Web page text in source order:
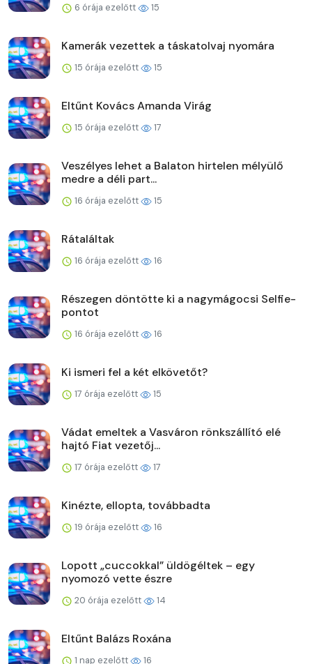
6 órája ezelőtt 15
Kamerák vezettek a táskatolvaj nyomára
15 órája ezelőtt 15
Eltűnt Kovács Amanda Virág
15 órája ezelőtt 17
Veszélyes lehet a Balaton hirtelen mélyülő
medre a déli part...
16 órája ezelőtt 15
Rátaláltak
16 órája ezelőtt 16
Részegen döntötte ki a nagymágocsi Selfie-
pontot
16 órája ezelőtt 16
Ki ismeri fel a két elkövetőt?
17 órája ezelőtt 15
Vádat emeltek a Vasváron rönkszállító elé
hajtó Fiat vezetőj...
17 órája ezelőtt 17
Kinézte, ellopta, továbbadta
19 órája ezelőtt 16
Lopott „cuccokkal” üldögéltek – egy
nyomozó vette észre
20 órája ezelőtt 14
Eltűnt Balázs Roxána
1 nap ezelőtt 16